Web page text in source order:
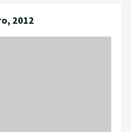
2012